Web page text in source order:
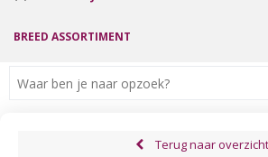
BREED ASSORTIMENT
Terug naar overzicht